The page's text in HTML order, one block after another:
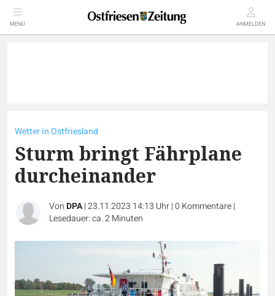
MENÜ ANMELDEN
Wetter in Ostfriesland
Sturm bringt Fährplane
durcheinander
VonDPA|23.11.2023 14:13 Uhr|0 Kommentare|
Lesedauer: ca. 2 Minuten